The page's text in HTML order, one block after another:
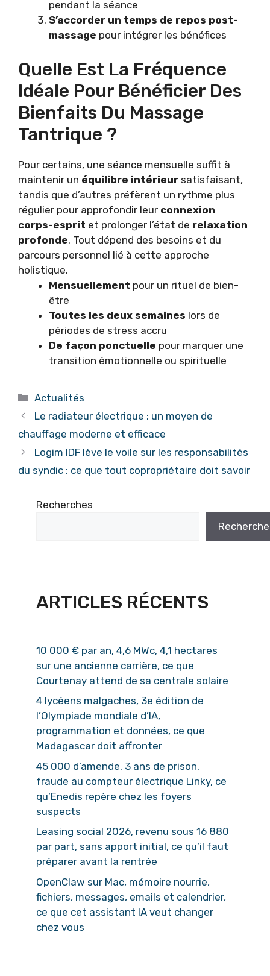
pendant la séance
S’accorder un temps de repos post-
massage pour intégrer les bénéfices
Quelle Est La Fréquence
Idéale Pour Bénéficier Des
Bienfaits Du Massage
Tantrique ?
Pour certains, une séance mensuelle suffit à
maintenir un équilibre intérieur satisfaisant,
tandis que d’autres préfèrent un rythme plus
régulier pour approfondir leur connexion
corps-esprit et prolonger l’état de relaxation
profonde. Tout dépend des besoins et du
parcours personnel lié à cette approche
holistique.
Mensuellement pour un rituel de bien-
être
Toutes les deux semaines lors de
périodes de stress accru
De façon ponctuelle pour marquer une
transition émotionnelle ou spirituelle
Catégories
Actualités
Le radiateur électrique : un moyen de
chauffage moderne et efficace
Logim IDF lève le voile sur les responsabilités
du syndic : ce que tout copropriétaire doit savoir
Recherches
ARTICLES RÉCENTS
10 000 € par an, 4,6 MWc, 4,1 hectares
sur une ancienne carrière, ce que
Courtenay attend de sa centrale solaire
4 lycéens malgaches, 3e édition de
l’Olympiade mondiale d’IA,
programmation et données, ce que
Madagascar doit affronter
45 000 d’amende, 3 ans de prison,
fraude au compteur électrique Linky, ce
qu’Enedis repère chez les foyers
suspects
Leasing social 2026, revenu sous 16 880
par part, sans apport initial, ce qu’il faut
préparer avant la rentrée
OpenClaw sur Mac, mémoire nourrie,
fichiers, messages, emails et calendrier,
ce que cet assistant IA veut changer
chez vous